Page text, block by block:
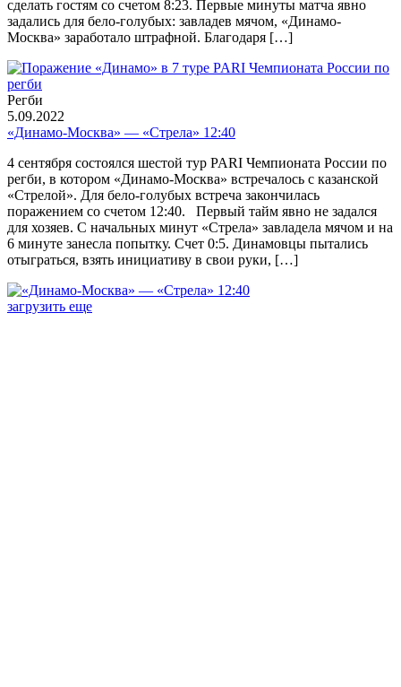
сделать гостям со счетом 8:23. Первые минуты матча явно
задались для бело-голубых: завладев мячом, «Динамо-
Москва» заработало штрафной. Благодаря […]
Регби
5.09.2022
«Динамо-Москва» — «Стрела» 12:40
4 сентября состоялся шестой тур PARI Чемпионата России по
регби, в котором «Динамо-Москва» встречалось с казанской
«Стрелой». Для бело-голубых встреча закончилась
поражением со счетом 12:40. Первый тайм явно не задался
для хозяев. С начальных минут «Стрела» завладела мячом и на
6 минуте занесла попытку. Счет 0:5. Динамовцы пытались
отыграться, взять инициативу в свои руки, […]
загрузить еще